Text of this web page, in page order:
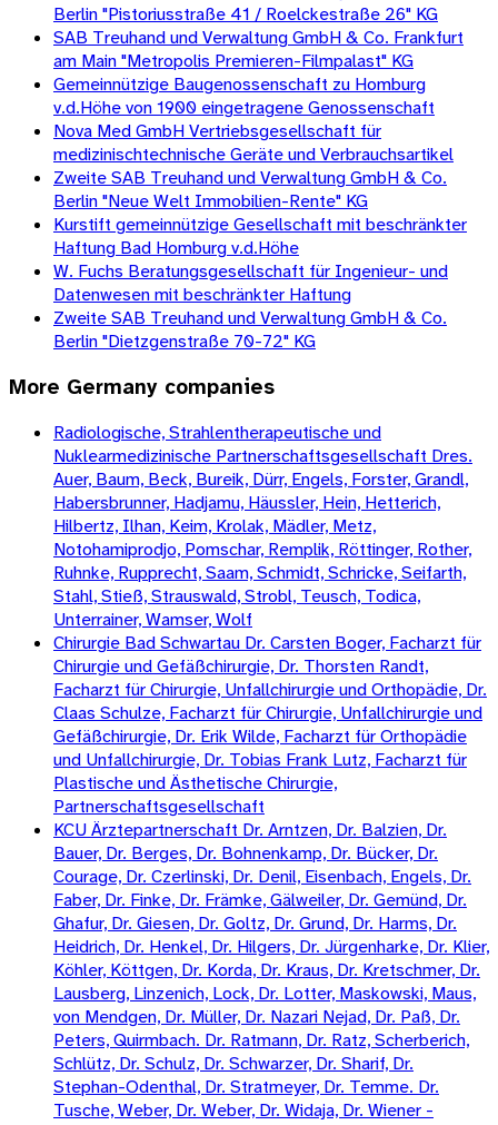
Berlin "Pistoriusstraße 41 / Roelckestraße 26" KG
SAB Treuhand und Verwaltung GmbH & Co. Frankfurt
am Main "Metropolis Premieren-Filmpalast" KG
Gemeinnützige Baugenossenschaft zu Homburg
v.d.Höhe von 1900 eingetragene Genossenschaft
Nova Med GmbH Vertriebsgesellschaft für
medizinischtechnische Geräte und Verbrauchsartikel
Zweite SAB Treuhand und Verwaltung GmbH & Co.
Berlin "Neue Welt Immobilien-Rente" KG
Kurstift gemeinnützige Gesellschaft mit beschränkter
Haftung Bad Homburg v.d.Höhe
W. Fuchs Beratungsgesellschaft für Ingenieur- und
Datenwesen mit beschränkter Haftung
Zweite SAB Treuhand und Verwaltung GmbH & Co.
Berlin "Dietzgenstraße 70-72" KG
More Germany companies
Radiologische, Strahlentherapeutische und
Nuklearmedizinische Partnerschaftsgesellschaft Dres.
Auer, Baum, Beck, Bureik, Dürr, Engels, Forster, Grandl,
Habersbrunner, Hadjamu, Häussler, Hein, Hetterich,
Hilbertz, Ilhan, Keim, Krolak, Mädler, Metz,
Notohamiprodjo, Pomschar, Remplik, Röttinger, Rother,
Ruhnke, Rupprecht, Saam, Schmidt, Schricke, Seifarth,
Stahl, Stieß, Strauswald, Strobl, Teusch, Todica,
Unterrainer, Wamser, Wolf
Chirurgie Bad Schwartau Dr. Carsten Boger, Facharzt für
Chirurgie und Gefäßchirurgie, Dr. Thorsten Randt,
Facharzt für Chirurgie, Unfallchirurgie und Orthopädie, Dr.
Claas Schulze, Facharzt für Chirurgie, Unfallchirurgie und
Gefäßchirurgie, Dr. Erik Wilde, Facharzt für Orthopädie
und Unfallchirurgie, Dr. Tobias Frank Lutz, Facharzt für
Plastische und Ästhetische Chirurgie,
Partnerschaftsgesellschaft
KCU Ärztepartnerschaft Dr. Arntzen, Dr. Balzien, Dr.
Bauer, Dr. Berges, Dr. Bohnenkamp, Dr. Bücker, Dr.
Courage, Dr. Czerlinski, Dr. Denil, Eisenbach, Engels, Dr.
Faber, Dr. Finke, Dr. Främke, Gälweiler, Dr. Gemünd, Dr.
Ghafur, Dr. Giesen, Dr. Goltz, Dr. Grund, Dr. Harms, Dr.
Heidrich, Dr. Henkel, Dr. Hilgers, Dr. Jürgenharke, Dr. Klier,
Köhler, Köttgen, Dr. Korda, Dr. Kraus, Dr. Kretschmer, Dr.
Lausberg, Linzenich, Lock, Dr. Lotter, Maskowski, Maus,
von Mendgen, Dr. Müller, Dr. Nazari Nejad, Dr. Paß, Dr.
Peters, Quirmbach. Dr. Ratmann, Dr. Ratz, Scherberich,
Schlütz, Dr. Schulz, Dr. Schwarzer, Dr. Sharif, Dr.
Stephan-Odenthal, Dr. Stratmeyer, Dr. Temme. Dr.
Tusche, Weber, Dr. Weber, Dr. Widaja, Dr. Wiener -